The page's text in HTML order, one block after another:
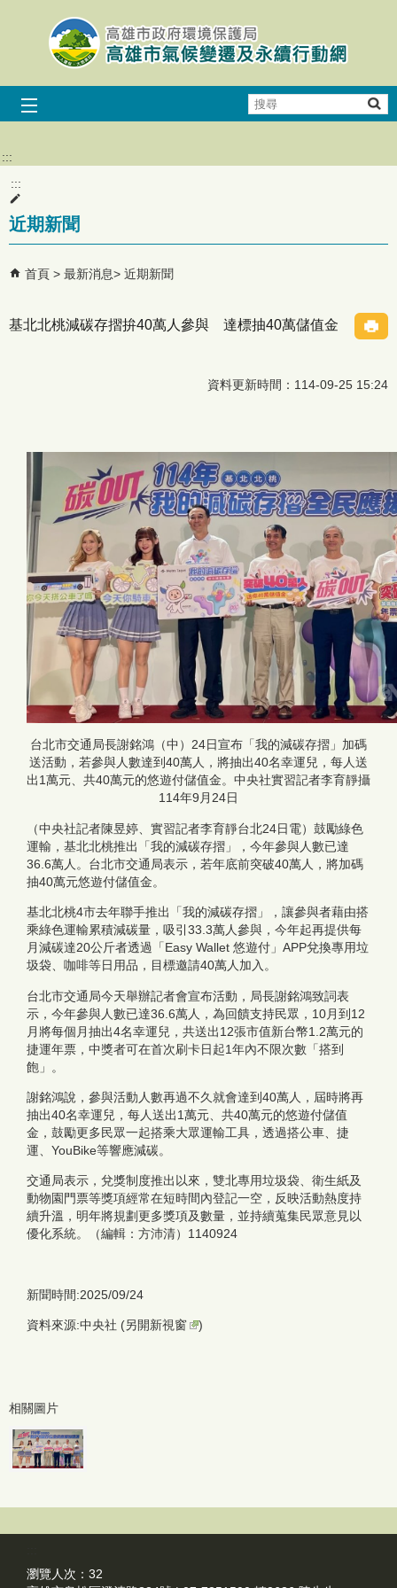
跳到主要內容區塊
搜
尋
:::
:::
近期新聞
首頁 最新消息 近期新聞
基北北桃減碳存摺拚40萬人參與 達標抽40萬儲值金
資料更新時間：114-09-25 15:24
台北市交通局長謝銘鴻（中）24日宣布「我的減碳存摺」加碼
送活動，若參與人數達到40萬人，將抽出40名幸運兒，每人送
出1萬元、共40萬元的悠遊付儲值金。中央社實習記者李育靜攝
114年9月24日
（中央社記者陳昱婷、實習記者李育靜台北24日電）鼓勵綠色
運輸，基北北桃推出「我的減碳存摺」，今年參與人數已達
36.6萬人。台北市交通局表示，若年底前突破40萬人，將加碼
抽40萬元悠遊付儲值金。
基北北桃4市去年聯手推出「我的減碳存摺」，讓參與者藉由搭
乘綠色運輸累積減碳量，吸引33.3萬人參與，今年起再提供每
月減碳達20公斤者透過「Easy Wallet 悠遊付」APP兌換專用垃
圾袋、咖啡等日用品，目標邀請40萬人加入。
台北市交通局今天舉辦記者會宣布活動，局長謝銘鴻致詞表
示，今年參與人數已達36.6萬人，為回饋支持民眾，10月到12
月將每個月抽出4名幸運兒，共送出12張市值新台幣1.2萬元的
捷運年票，中獎者可在首次刷卡日起1年內不限次數「搭到
飽」。
謝銘鴻說，參與活動人數再過不久就會達到40萬人，屆時將再
抽出40名幸運兒，每人送出1萬元、共40萬元的悠遊付儲值
金，鼓勵更多民眾一起搭乘大眾運輸工具，透過搭公車、捷
運、YouBike等響應減碳。
交通局表示，兌獎制度推出以來，雙北專用垃圾袋、衛生紙及
動物園門票等獎項經常在短時間內登記一空，反映活動熱度持
續升溫，明年將規劃更多獎項及數量，並持續蒐集民眾意見以
優化系統。（編輯：方沛清）1140924
新聞時間:2025/09/24
資料來源:中央社 (另開新視窗 )
相關圖片
瀏覽人次： 32